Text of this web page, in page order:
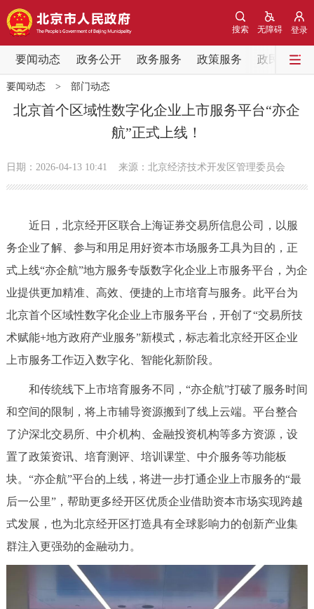
登录
无障碍
搜索
要闻动态 政务公开 政务服务 政策服务 政民互动
要闻动态
党中央精神
会议信息
市领导 机构职能 政策服务
政策兑现 政策解读 回应关切
决策公开 专题公开
政务服务
中介服务 阳光政务
政民互动
参与调查 在线访谈 图说互动
要闻动态> 部门动态
北京首个区域性数字化企业上市服务平台“亦企
航”正式上线！
日期：2026-04-13 10:41 来源：北京经济技术开发区管理委员会
近日，北京经开区联合上海证券交易所信息公司，以服
务企业了解、参与和用足用好资本市场服务工具为目的，正
式上线“亦企航”地方服务专版数字化企业上市服务平台，为企
业提供更加精准、高效、便捷的上市培育与服务。此平台为
北京首个区域性数字化企业上市服务平台，开创了“交易所技
术赋能+地方政府产业服务”新模式，标志着北京经开区企业
上市服务工作迈入数字化、智能化新阶段。
和传统线下上市培育服务不同，“亦企航”打破了服务时间
和空间的限制，将上市辅导资源搬到了线上云端。平台整合
了沪深北交易所、中介机构、金融投资机构等多方资源，设
置了政策资讯、培育测评、培训课堂、中介服务等功能板
块。“亦企航”平台的上线，将进一步打通企业上市服务的“最
后一公里”，帮助更多经开区优质企业借助资本市场实现跨越
式发展，也为北京经开区打造具有全球影响力的创新产业集
群注入更强劲的金融动力。